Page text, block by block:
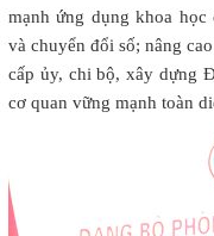
mạnh ứng dụng khoa học
và chuyển đổi số; nâng
cấp ủy, chi bộ, xây dựng
cơ quan vững mạnh toàn